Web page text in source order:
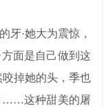
牙·她大为震惊，
面是自己做到这
掉她的头，季也
……这种甜美的屠